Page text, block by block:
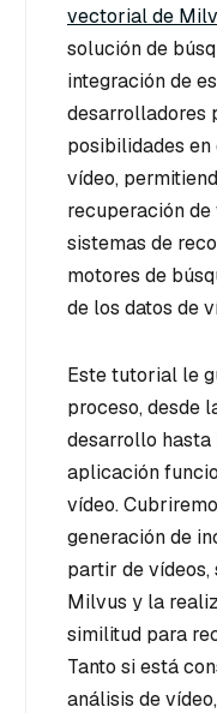
vectorial de
solución de
integración de
desarrolladores
posibilidades
vídeo,
recuperación de
sistemas de
motores de
de los datos de
Este tutorial le
proceso, desde
desarrollo
aplicación
vídeo.
generación de
partir de vídeos,
Milvus y la
similitud para
Tanto si está
análisis de